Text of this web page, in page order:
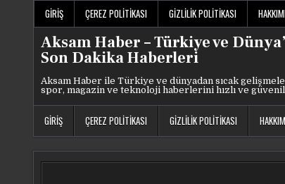
GIRIŞ ÇEREZ POLITIKASI GIZLILIK POLITIKASI
Aksam Haber – Türkiye ve
Son Dakika Haberleri
Aksam Haber ile Türkiye ve dünyadan sıcak
spor, magazin ve teknoloji haberlerini hızlı ve
GIRIŞ ÇEREZ POLITIKASI GIZLILIK POLITIKASI